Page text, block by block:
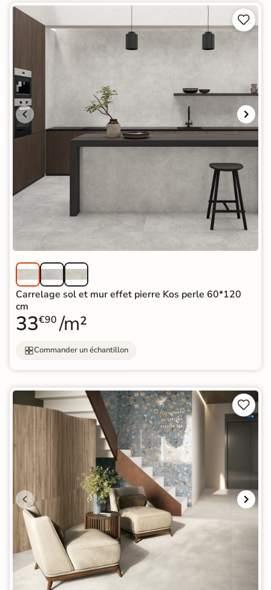


Carrelage sol et mur effet pierre Kos perle 60*120
cm
33€90 /m²
Commander un échantillon

